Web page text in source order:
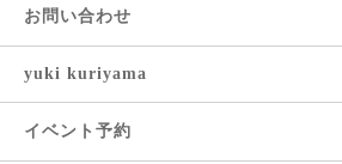
お問い合わせ
yuki kuriyama
イベント予約